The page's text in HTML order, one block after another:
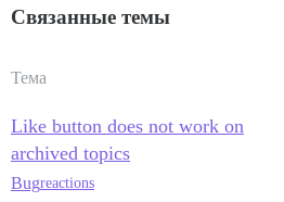
Связанные темы
Тема
Like button does not work on
archived topics
Bugreactions